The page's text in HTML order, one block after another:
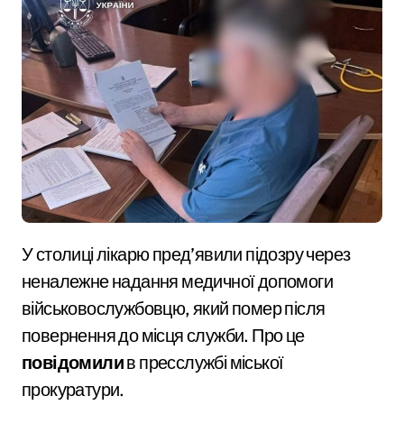
У столиці лікарю пред’явили підозру через
неналежне надання медичної допомоги
військовослужбовцю, який помер після
повернення до місця служби. Про це
повідомилив пресслужбі міської
прокуратури.